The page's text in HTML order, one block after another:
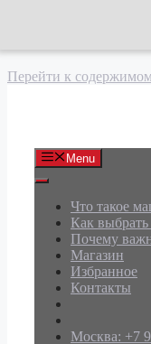
Перейти к
Menu
Что такое
Как
Почему
Магазин
Избранное
Контакты
Москва: +7